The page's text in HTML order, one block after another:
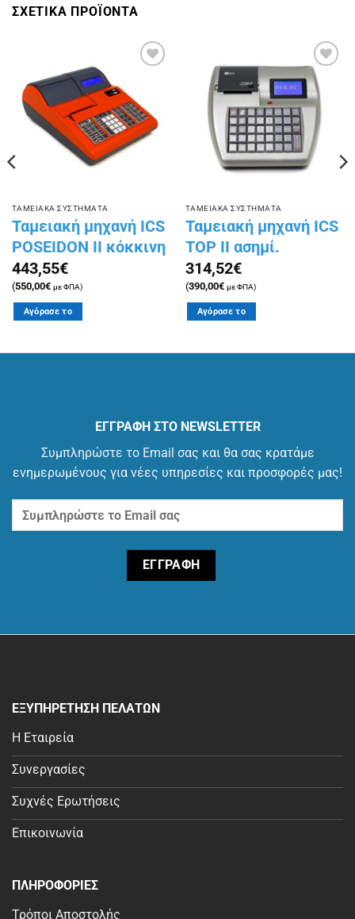
ΣΧΕΤΙΚΑ ΠΡΟΪΟΝΤΑ
λίστα
επιθυμιών
ΤΑΜΕΙΑΚΑ ΣΥΣΤΗΜΑΤΑ
Ταμειακή μηχανή ICS
POSEIDON II κόκκινη
443,55€
(550,00€ με ΦΠΑ)
Αγόρασε το
Πρόσθήκη
στην
λίστα
επιθυμιών
ΤΑΜΕΙΑΚΑ ΣΥΣΤΗΜΑΤΑ
Ταμειακή μηχανή ICS
TOP II ασημί.
314,52€
(390,00€ με ΦΠΑ)
Αγόρασε το
ΕΓΓΡΑΦΗ ΣΤΟ NEWSLETTER
Συμπληρώστε το Email σας και θα σας κρατάμε
ενημερωμένους για νέες υπηρεσίες και προσφορές μας!
ΕΞΥΠΗΡΕΤΗΣΗ ΠΕΛΑΤΩΝ
Η Εταιρεία
Συνεργασίες
Συχνές Ερωτήσεις
Επικοινωνία
ΠΛΗΡΟΦΟΡΙΕΣ
Τρόποι Αποστολής